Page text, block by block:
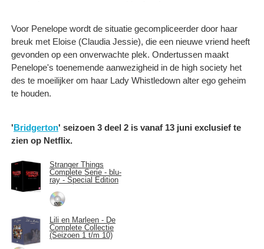
Voor Penelope wordt de situatie gecompliceerder door haar
breuk met Eloise (Claudia Jessie), die een nieuwe vriend heeft
gevonden op een onverwachte plek. Ondertussen maakt
Penelope's toenemende aanwezigheid in de high society het
des te moeilijker om haar Lady Whistledown alter ego geheim
te houden.
'Bridgerton' seizoen 3 deel 2 is vanaf 13 juni exclusief te
zien op Netflix.
Stranger Things
Complete Serie - blu-
ray - Special Edition
Lili en Marleen - De
Complete Collectie
(Seizoen 1 t/m 10)